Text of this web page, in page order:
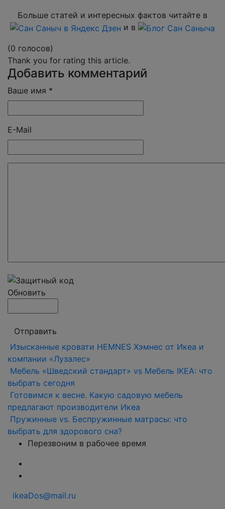
Больше статей и интересных фактов читайте в
и в
(0 голосов)
Thank you for rating this article.
Добавить комментарий
Ваше имя *
E-Mail
Обновить
Отправить
Изысканные кровати HEMNES Хэмнес от Икеа и
компании «Лузалес»
Мебель «Шведский стандарт» vs Мебель IKEA: что
выбрать сегодня
Готовимся к весне. Какую садовую мебель
предлагают производители Икеа
Пружинные vs. Беспружинные матрасы: что
выбрать для здорового сна?
Перезвоним в рабочее время
ikeaDos@mail.ru